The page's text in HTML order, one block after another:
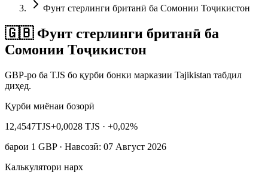
Фунт стерлинги британӣ ба Сомонии Тоҷикистон
🇬🇧 Фунт стерлинги британӣ ба
Сомонии Тоҷикистон
GBP‑ро ба TJS бо қурби бонки марказии Tajikistan табдил
диҳед.
Қурби миёнаи бозорӣ
12,4547TJS+0,0028 TJS · +0,02%
барои 1 GBP· Навсозӣ: 07 Август 2026
Калькулятори нарх